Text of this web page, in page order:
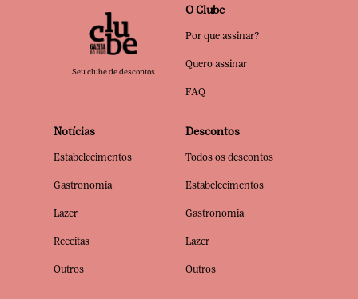
Seu clube de descontos
O Clube
Por que assinar?
Quero assinar
FAQ
Notícias
Estabelecimentos
Gastronomia
Lazer
Receitas
Outros
Descontos
Todos os descontos
Estabelecimentos
Gastronomia
Lazer
Outros